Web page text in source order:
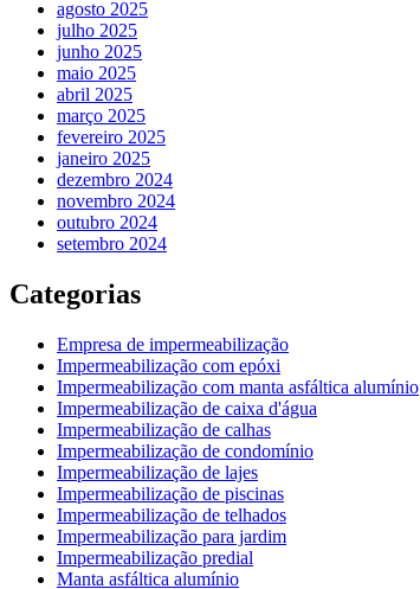
agosto 2025
julho 2025
junho 2025
maio 2025
abril 2025
março 2025
fevereiro 2025
janeiro 2025
dezembro 2024
novembro 2024
outubro 2024
setembro 2024
Categorias
Empresa de impermeabilização
Impermeabilização com epóxi
Impermeabilização com manta asfáltica alumínio
Impermeabilização de caixa d'água
Impermeabilização de calhas
Impermeabilização de condomínio
Impermeabilização de lajes
Impermeabilização de piscinas
Impermeabilização de telhados
Impermeabilização para jardim
Impermeabilização predial
Manta asfáltica alumínio